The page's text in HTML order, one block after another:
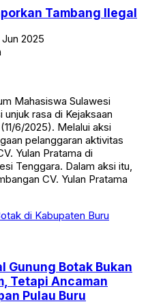
Tambang Ilegal
2025
Mahasiswa Sulawesi
rasa di Kejaksaan
6/2025). Melalui aksi
pelanggaran aktivitas
Yulan Pratama di
Tenggara. Dalam aksi itu,
CV. Yulan Pratama
Gunung Botak Bukan
Tetapi Ancaman
Pulau Buru